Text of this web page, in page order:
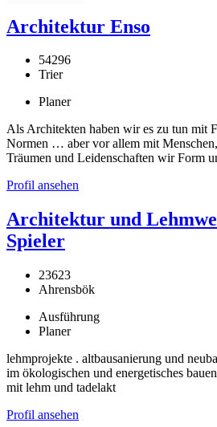
Architektur Enso
54296
Trier
Planer
Als Architekten haben wir es zu tun mit
Normen … aber vor allem mit
Träumen und Leidenschaften wir Form
Profil ansehen
Architektur und
Spieler
23623
Ahrensbök
Ausführung
Planer
lehmprojekte . altbausanierung und
im ökologischen und energetisches
mit lehm und tadelakt
Profil ansehen